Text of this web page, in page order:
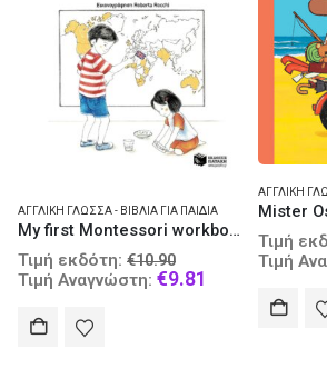
ΑΓΓΛΙΚΉ ΓΛΏΣΣΑ - ΒΙΒΛΊΑ ΓΙΑ ΠΑΙΔΙΆ
My first Montessori workbook for English
Τιμή εκδότη: €10.90
price
Τιμή Αναγνώστη: €9.81 Current
ΑΓΓΛΙΚΉ
Mister
Τιμή
Τιμή